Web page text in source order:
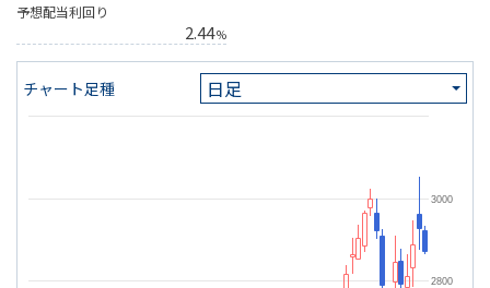
予想配当利回り
2.44%
チャート足種
2800
3000